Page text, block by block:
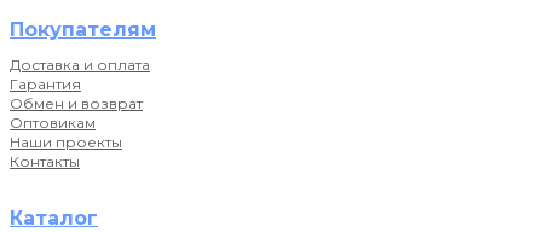
Покупателям
Доставка и оплата
Гарантия
Обмен и возврат
Оптовикам
Наши проекты
Контакты
Каталог